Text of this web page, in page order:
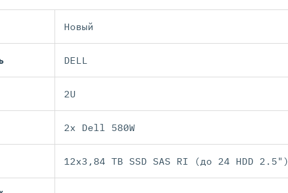
Новый
DELL
2U
2x Dell 580W
12x3,84 TB SSD SAS RI (до 24 HDD 2.5")